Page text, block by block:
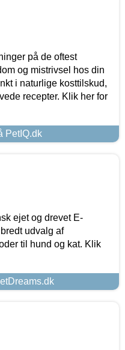
på de oftest
og mistrivsel hos din
i naturlige kosttilskud,
recepter. Klik her for
PetIQ.dk
ejet og drevet E-
udvalg af
til hund og kat. Klik